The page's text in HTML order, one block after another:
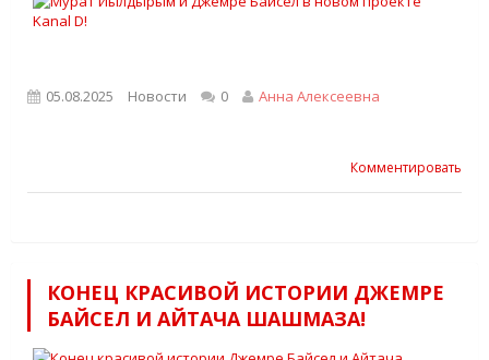
05.08.2025 Новости 0 Анна Алексеевна
Комментировать
КОНЕЦ КРАСИВОЙ ИСТОРИИ ДЖЕМРЕ
БАЙСЕЛ И АЙТАЧА ШАШМАЗА!